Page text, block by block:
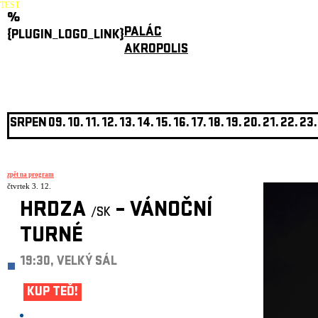
TEST
%
{PLUGIN_LOGO_LINK}PALÁC
AKROPOLIS
SRPEN09.10.11.12.13.14.15.16.17.18.19.20.21.22.23.
zpět na program
čtvrtek 3. 12.
HRDZA /SK – VÁNOČNÍ
TURNÉ
19:30, VELKÝ SÁL
KUP TEĎ!